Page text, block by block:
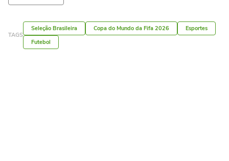
TAGS
Seleção Brasileira Copa do Mundo da Fifa 2026
Esportes
Futebol